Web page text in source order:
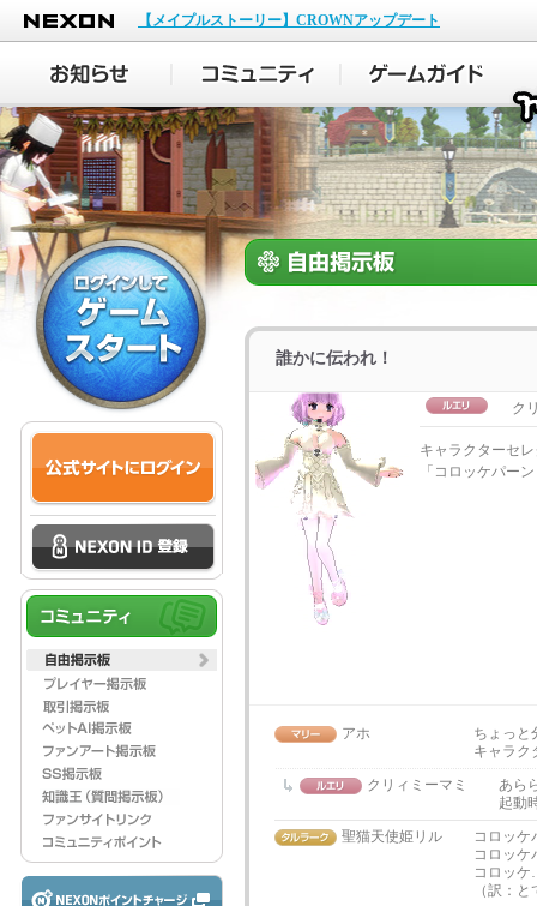
NEXON
【メイプルストーリー】CROWNアップデート
誰かに伝われ！
ク
キャラクターセ
「コロッケパー
アホ
ちょっ
キャラク
クリィミーマミ
あら
起動
聖猫天使姫リル
コロッケ
コロッケ
コロッ
（訳：